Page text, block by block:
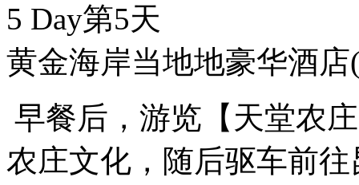
5 Day第5天
黄金海岸当地地豪华酒店
早餐后，游览【天堂农
农庄文化，随后驱车前